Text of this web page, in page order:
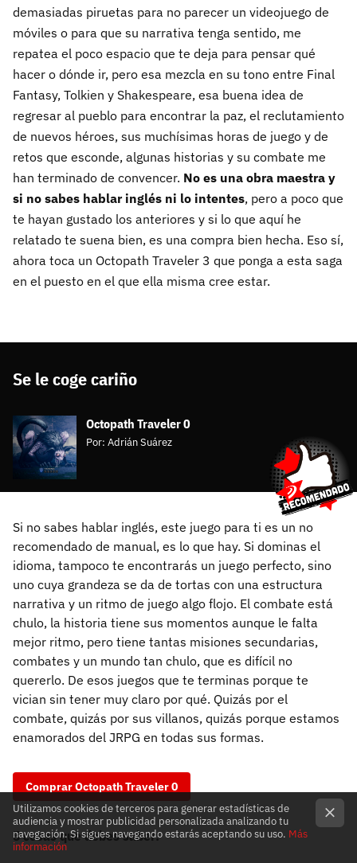
demasiadas piruetas para no parecer un videojuego de
móviles o para que su narrativa tenga sentido, me
repatea el poco espacio que te deja para pensar qué
hacer o dónde ir, pero esa mezcla en su tono entre Final
Fantasy, Tolkien y Shakespeare, esa buena idea de
regresar al pueblo para encontrar la paz, el reclutamiento
de nuevos héroes, sus muchísimas horas de juego y de
retos que esconde, algunas historias y su combate me
han terminado de convencer. No es una obra maestra y
si no sabes hablar inglés ni lo intentes, pero a poco que
te hayan gustado los anteriores y si lo que aquí he
relatado te suena bien, es una compra bien hecha. Eso sí,
ahora toca un Octopath Traveler 3 que ponga a esta saga
en el puesto en el que ella misma cree estar.
Se le coge cariño
Octopath Traveler 0
Por: Adrián Suárez
Si no sabes hablar inglés, este juego para ti es un no
recomendado de manual, es lo que hay. Si dominas el
idioma, tampoco te encontrarás un juego perfecto, sino
uno cuya grandeza se da de tortas con una estructura
narrativa y un ritmo de juego algo flojo. El combate está
chulo, la historia tiene sus momentos aunque le falta
mejor ritmo, pero tiene tantas misiones secundarias,
combates y un mundo tan chulo, que es difícil no
quererlo. De esos juegos que te terminas porque te
vician sin tener muy claro por qué. Quizás por el
combate, quizás por sus villanos, quizás porque estamos
enamorados del JRPG en todas sus formas.
Comprar Octopath Traveler 0
5 cosas que debes saber:
Utilizamos cookies de terceros para generar estadísticas de
audiencia y mostrar publicidad personalizada analizando tu
navegación. Si sigues navegando estarás aceptando su uso. Más
información